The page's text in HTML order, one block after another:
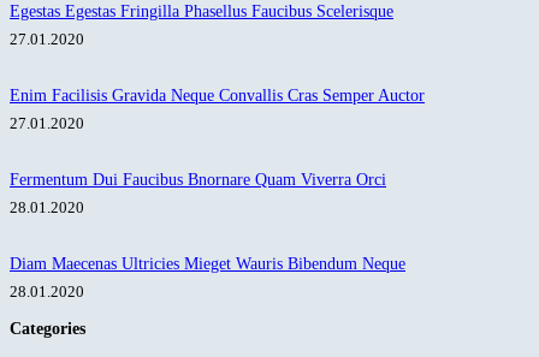
Egestas Egestas Fringilla Phasellus Faucibus Scelerisque
27.01.2020
Enim Facilisis Gravida Neque Convallis Cras Semper Auctor
27.01.2020
Fermentum Dui Faucibus Bnornare Quam Viverra Orci
28.01.2020
Diam Maecenas Ultricies Mieget Wauris Bibendum Neque
28.01.2020
Categories